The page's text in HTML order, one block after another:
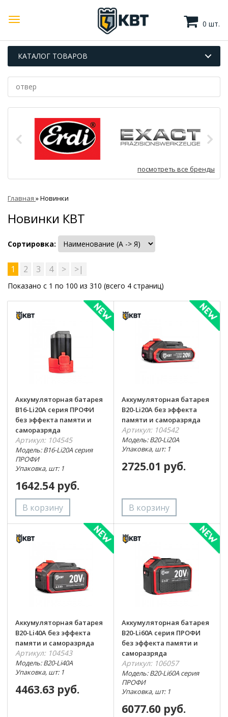
0 шт.
КАТАЛОГ ТОВАРОВ
посмотреть все бренды
Главная »Новинки
Новинки КВТ
Сортировка:
1 2 3 4 > >|
Показано с 1 по 100 из 310 (всего 4 страниц)
Аккумуляторная батарея
B16-Li20A серия ПРОФИ
без эффекта памяти и
саморазряда
Артикул: 104545
Модель: B16-Li20A серия
ПРОФИ
Упаковка, шт: 1
1642.54 руб.
Аккумуляторная батарея
B20-Li20A без эффекта
памяти и саморазряда
Артикул: 104542
Модель: B20-Li20A
Упаковка, шт: 1
2725.01 руб.
Аккумуляторная батарея
B20-Li40A без эффекта
памяти и саморазряда
Артикул: 104543
Модель: B20-Li40A
Упаковка, шт: 1
4463.63 руб.
Аккумуляторная батарея
B20-Li60A серия ПРОФИ
без эффекта памяти и
саморазряда
Артикул: 106057
Модель: B20-Li60A серия
ПРОФИ
Упаковка, шт: 1
6077.60 руб.